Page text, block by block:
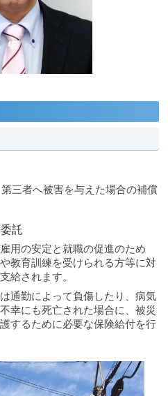
三者へ被害を与えた場合の補償
託
用の安定と就職の促進のため
教育訓練を受けられる方等に対
給されます。
通勤によって負傷したり、病気
幸にも死亡された場合に、被災
するために必要な保険給付を行